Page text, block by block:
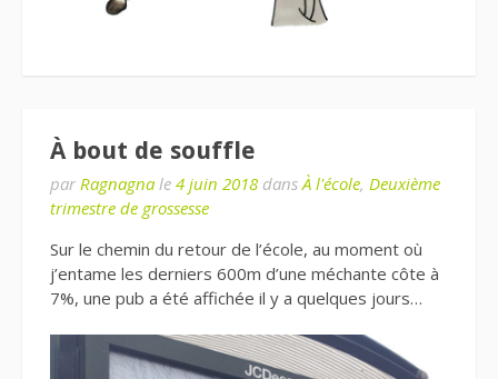
À bout de souffle
par Ragnagna le 4 juin 2018 dans À l'école, Deuxième
trimestre de grossesse
Sur le chemin du retour de l’école, au moment où
j’entame les derniers 600m d’une méchante côte à
7%, une pub a été affichée il y a quelques jours…